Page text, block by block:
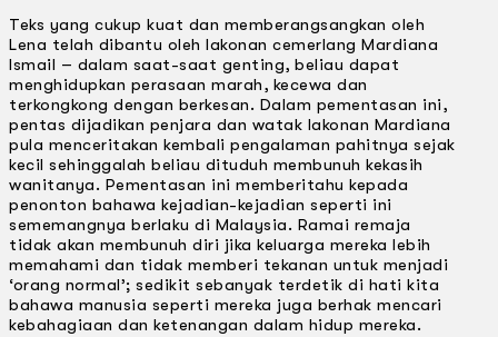
Teks yang cukup kuat dan memberangsangkan oleh
Lena telah dibantu oleh lakonan cemerlang Mardiana
Ismail – dalam saat-saat genting, beliau dapat
menghidupkan perasaan marah, kecewa dan
terkongkong dengan berkesan. Dalam pementasan ini,
pentas dijadikan penjara dan watak lakonan Mardiana
pula menceritakan kembali pengalaman pahitnya sejak
kecil sehinggalah beliau dituduh membunuh kekasih
wanitanya. Pementasan ini memberitahu kepada
penonton bahawa kejadian-kejadian seperti ini
sememangnya berlaku di Malaysia. Ramai remaja
tidak akan membunuh diri jika keluarga mereka lebih
memahami dan tidak memberi tekanan untuk menjadi
‘orang normal’; sedikit sebanyak terdetik di hati kita
bahawa manusia seperti mereka juga berhak mencari
kebahagiaan dan ketenangan dalam hidup mereka.